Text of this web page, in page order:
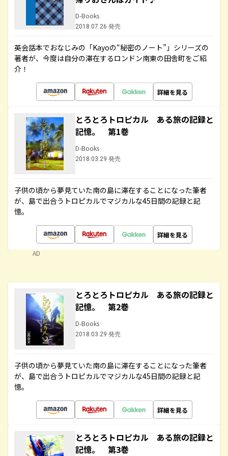
D-Books
2018.07.26 発売
英会話本でおなじみの「Kayoの“秘密のノート”」シリーズの
著者が、今度は自分の滞在するロンドン南東の田舎町をご紹
介！
詳細を見る
とろとろトロピカル ある旅の記録と
記憶。 第1巻
D-Books
2018.03.29 発売
子供の頃から夢見ていた南の島に滞在することになった筆者
が、島で出合うトロピカルでマジカルな45日間の記録と記
憶。
詳細を見る
AD
とろとろトロピカル ある旅の記録と
記憶。 第2巻
D-Books
2018.03.29 発売
子供の頃から夢見ていた南の島に滞在することになった筆者
が、島で出合うトロピカルでマジカルな45日間の記録と記
憶。
詳細を見る
とろとろトロピカル ある旅の記録と
記憶。 第3巻